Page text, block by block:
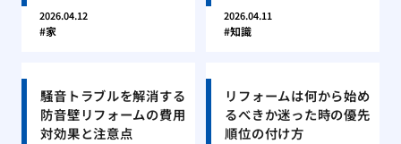
2026.04.12
家
2026.04.11
知識
騒音トラブルを解消する
防音壁リフォームの費用
対効果と注意点
リフォームは何から始め
るべきか迷った時の優先
順位の付け方